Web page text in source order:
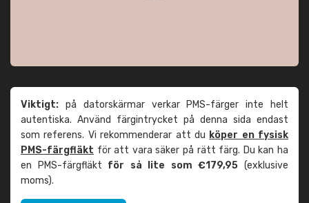
Viktigt: på datorskärmar verkar PMS-färger inte helt
autentiska. Använd färgintrycket på denna sida endast
som referens. Vi rekommenderar att du köper en fysisk
PMS-färgfläkt för att vara säker på rätt färg. Du kan ha
en PMS-färgfläkt för så lite som €179,95 (exklusive
moms).